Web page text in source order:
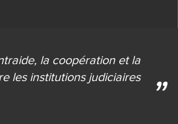
la coopération et la
les institutions judiciaires